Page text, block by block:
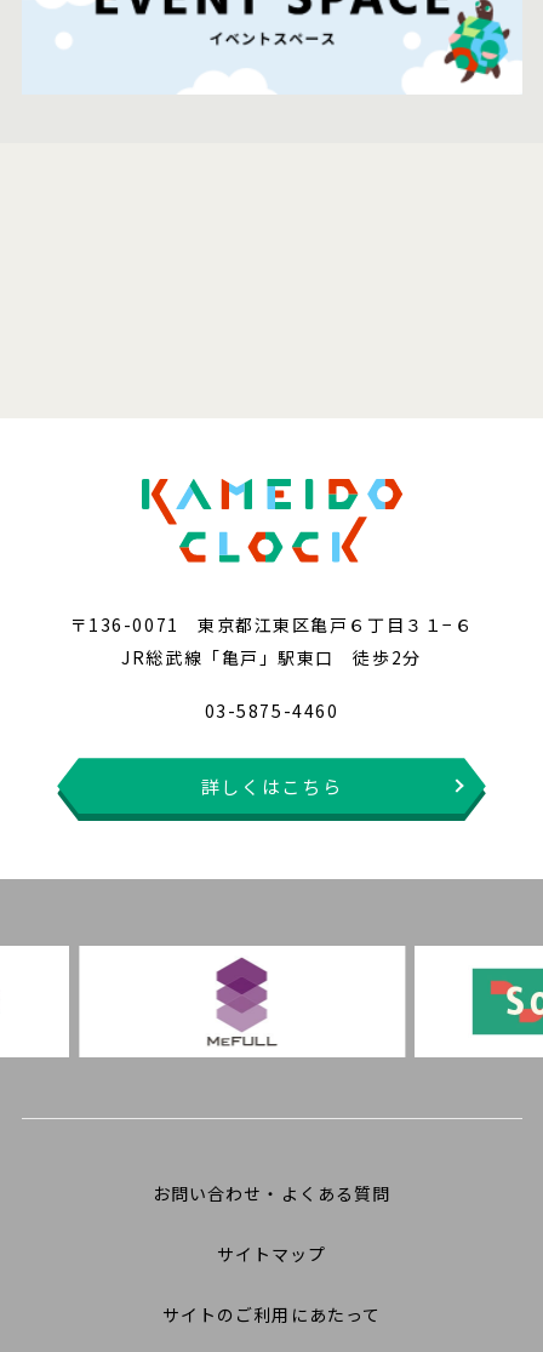
〒136-0071 東京都江東区亀戸６丁目３１−６
JR総武線「亀戸」駅東口 徒歩2分
03-5875-4460
詳しくはこちら
お問い合わせ・よくある質問
サイトマップ
サイトのご利用にあたって